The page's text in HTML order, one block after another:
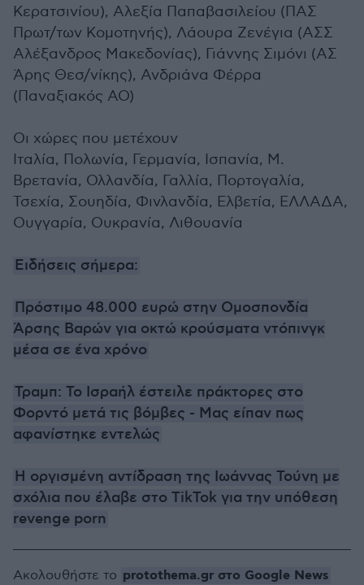
Κερατσινίου), Αλεξία Παπαβασιλείου (ΠΑΣ
Πρωτ/των Κομοτηνής), Λάουρα Ζενέγια (ΑΣΣ
Αλέξανδρος Μακεδονίας), Γιάννης Σιμόνι (ΑΣ
Άρης Θεσ/νίκης), Ανδριάνα Φέρρα
(Παναξιακός ΑΟ)
Οι χώρες που μετέχουν
Ιταλία, Πολωνία, Γερμανία, Ισπανία, Μ.
Βρετανία, Ολλανδία, Γαλλία, Πορτογαλία,
Τσεχία, Σουηδία, Φινλανδία, Ελβετία, ΕΛΛΑΔΑ,
Ουγγαρία, Ουκρανία, Λιθουανία
Ειδήσεις σήμερα:
Πρόστιμο 48.000 ευρώ στην Ομοσπονδία
Άρσης Βαρών για οκτώ κρούσματα ντόπινγκ
μέσα σε ένα χρόνο
Τραμπ: Το Ισραήλ έστειλε πράκτορες στο
Φορντό μετά τις βόμβες - Μας είπαν πως
αφανίστηκε εντελώς
Η οργισμένη αντίδραση της Ιωάννας Τούνη με
σχόλια που έλαβε στο TikTok για την υπόθεση
revenge porn
Ακολουθήστε το protothema.gr στο Google News